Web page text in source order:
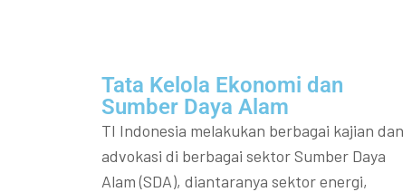
Tata Kelola Ekonomi dan
Sumber Daya Alam
TI Indonesia melakukan berbagai kajian dan
advokasi di berbagai sektor Sumber Daya
Alam (SDA), diantaranya sektor energi,